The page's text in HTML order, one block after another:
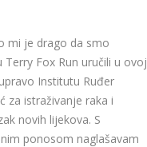
mi je drago da smo
Terry Fox Run uručili u ovoj
Institutu Ruđer
za istraživanje raka i
novih lijekova. S
ponosom naglašavam